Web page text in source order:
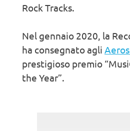
Rock Tracks.
Nel gennaio 2020, la
ha consegnato agli
prestigioso premio
the Year”.